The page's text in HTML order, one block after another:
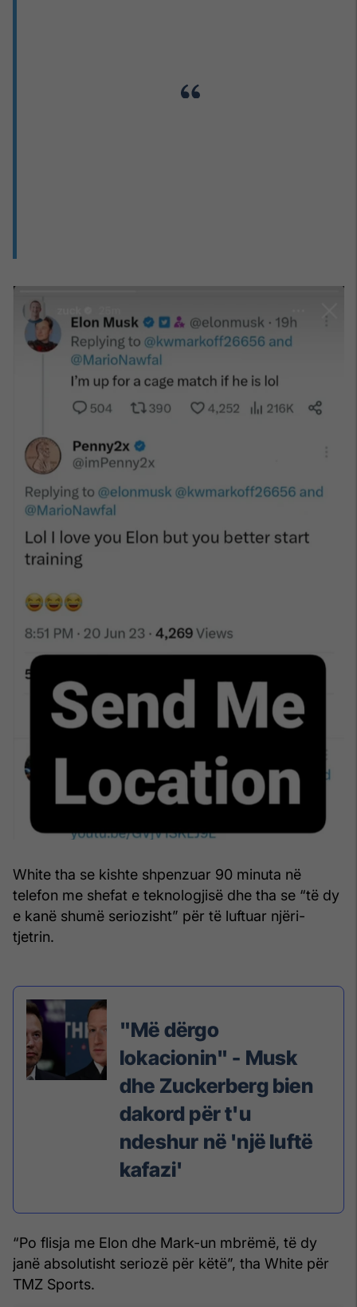
White tha se kishte shpenzuar 90 minuta në
telefon me shefat e teknologjisë dhe tha se “të dy
e kanë shumë seriozisht” për të luftuar njëri-
tjetrin.
"Më dërgo
lokacionin" - Musk
dhe Zuckerberg bien
dakord për t'u
ndeshur në 'një luftë
kafazi'
“Po flisja me Elon dhe Mark-un mbrëmë, të dy
janë absolutisht seriozë për këtë”, tha White për
TMZ Sports.